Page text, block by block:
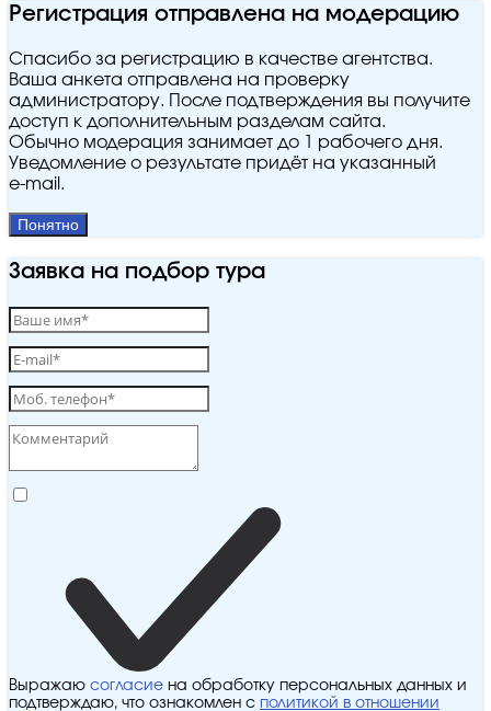
Регистрация отправлена на модерацию
Спасибо за регистрацию в качестве агентства.
Ваша анкета отправлена на проверку
администратору. После подтверждения вы получите
доступ к дополнительным разделам сайта.
Обычно модерация занимает до 1 рабочего дня.
Уведомление о результате придёт на указанный
e‑mail.
Понятно
Заявка на подбор тура
Выражаю согласие на обработку персональных данных и
подтверждаю, что ознакомлен с политикой в отношении